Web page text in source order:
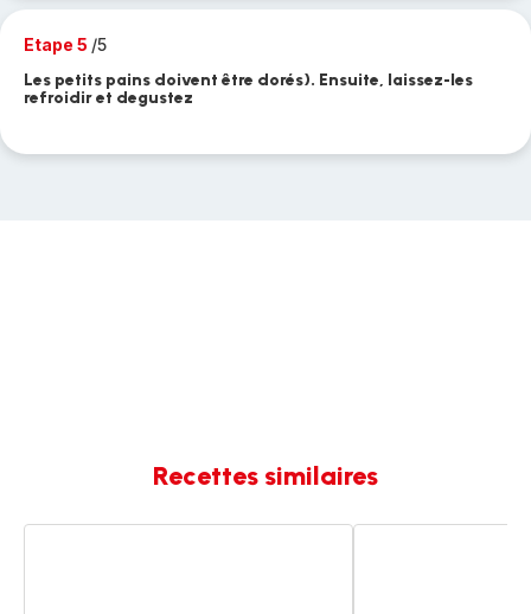
Etape 5 /5
Les petits pains doivent être dorés). Ensuite, laissez-les
refroidir et degustez
Recettes similaires